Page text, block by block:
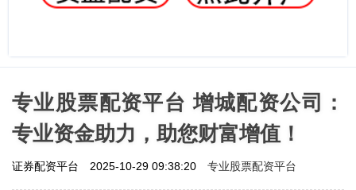
专业股票配资平台 增城配资公司：
专业资金助力，助您财富增值！
证券配资平台 2025-10-29 09:38:20 专业股票配资平台